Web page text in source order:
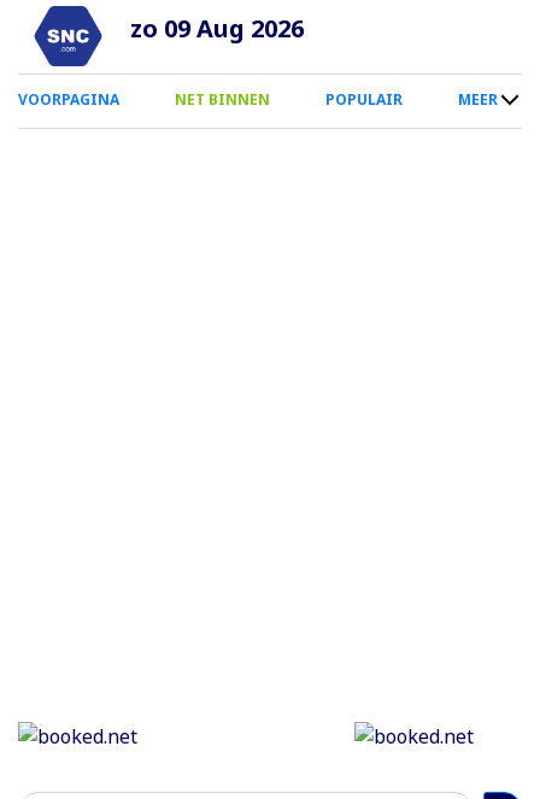
Overslaan
naar
inhoud
zo 09 Aug 2026
0
Smartphone
VOORPAGINA NET BINNEN POPULAIR MEER